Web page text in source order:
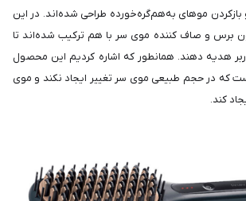
موهای به‌هم‌گره‌خورده طراحی شده‌‌اند. در این
برس و صاف کننده موی سر با هم ترکیب شده‌اند تا
هدیه دهند. همانطور که اشاره کردیم این محصول
که در حجم طبیعی موی سر تغییر ایجاد نکند و موی
کند.